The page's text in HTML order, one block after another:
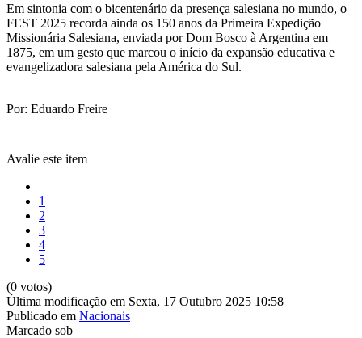
Em sintonia com o bicentenário da presença salesiana no mundo, o
FEST 2025 recorda ainda os 150 anos da Primeira Expedição
Missionária Salesiana, enviada por Dom Bosco à Argentina em
1875, em um gesto que marcou o início da expansão educativa e
evangelizadora salesiana pela América do Sul.
Por: Eduardo Freire
Avalie este item
1
2
3
4
5
(0 votos)
Última modificação em Sexta, 17 Outubro 2025 10:58
Publicado em Nacionais
Marcado sob